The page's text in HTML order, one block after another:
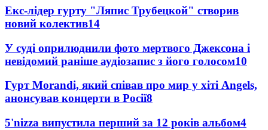
Екс-лідер гурту "Ляпис Трубецкой" створив
новий колектив14
У суді оприлюднили фото мертвого Джексона і
невідомий раніше аудіозапис з його голосом10
Гурт Morandi, який співав про мир у хіті Angels,
анонсував концерти в Росії8
5'nizza випустила перший за 12 років альбом4